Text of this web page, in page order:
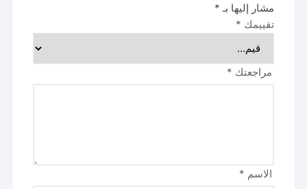
مشار إليها بـ *
تقييمك *
مراجعتك *
الاسم *